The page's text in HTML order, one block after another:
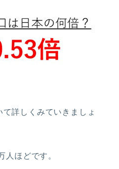
詳しくみていきましょ
人ほどです。